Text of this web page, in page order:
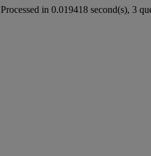
Processed in 0.019418 second(s), 3